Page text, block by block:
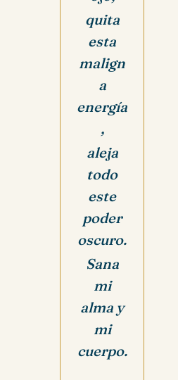
quita
esta
malign
a
energía
,
aleja
todo
este
poder
oscuro.
Sana
mi
alma y
mi
cuerpo.